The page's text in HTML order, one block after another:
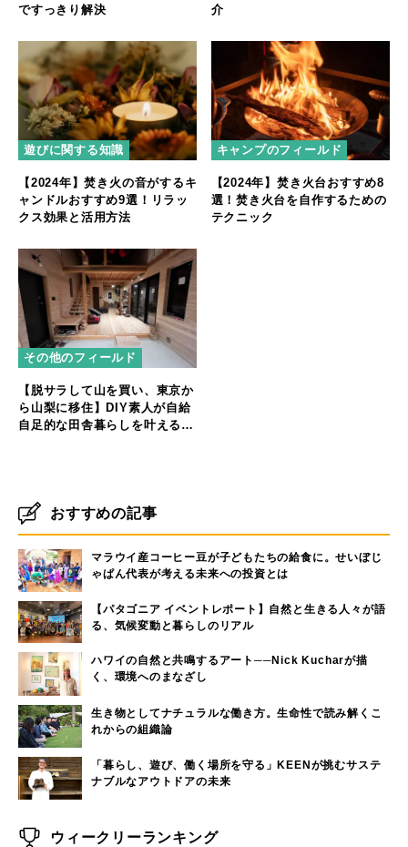
ですっきり解決
介
遊びに関する知識
【2024年】焚き火の音がするキ
ャンドルおすすめ9選！リラッ
クス効果と活用方法
キャンプのフィールド
【2024年】焚き火台おすすめ8
選！焚き火台を自作するための
テクニック
その他のフィールド
【脱サラして山を買い、東京か
ら山梨に移住】DIY素人が自給
自足的な田舎暮らしを叶えるま
おすすめの記事
マラウイ産コーヒー豆が子どもたちの給食に。せいぼじ
ゃぱん代表が考える未来への投資とは
【パタゴニア イベントレポート】自然と生きる人々が語
る、気候変動と暮らしのリアル
ハワイの自然と共鳴するアート──Nick Kucharが描
く、環境へのまなざし
生き物としてナチュラルな働き方。生命性で読み解くこ
れからの組織論
「暮らし、遊び、働く場所を守る」KEENが挑むサステ
ナブルなアウトドアの未来
ウィークリーランキング